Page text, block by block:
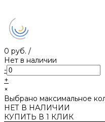
0 руб. /
Нет в наличии
-
+
×
Выбрано максимальное
НЕТ В НАЛИЧИИ
КУПИТЬ В 1 КЛИК